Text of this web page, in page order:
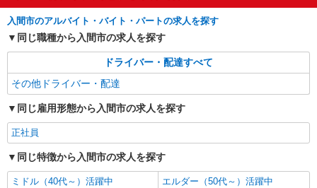
入間市のアルバイト・バイト・パートの求人を探す
同じ職種から入間市の求人を探す
ドライバー・配達すべて
その他ドライバー・配達
同じ雇用形態から入間市の求人を探す
正社員
同じ特徴から入間市の求人を探す
ミドル（40代～）活躍中 エルダー（50代～）活躍中